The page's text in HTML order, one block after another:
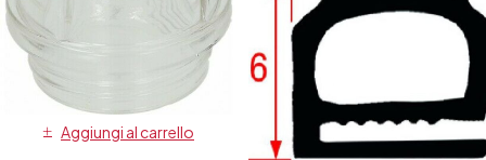
Aggiungi al carrello